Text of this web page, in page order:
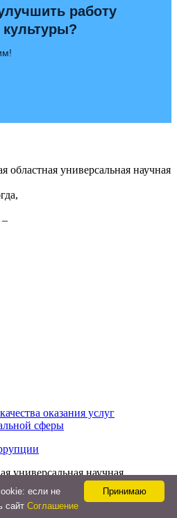
работу
универсальная научная
–
оказания услуг
сферы
универсальная научная
Принимаю
если не
сайт Соглашение